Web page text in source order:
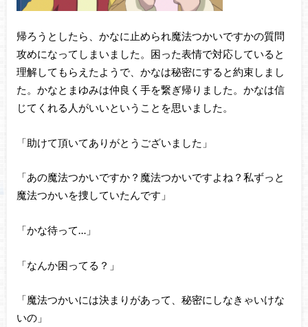
帰ろうとしたら、かなに止められ魔法つかいですかの質問
攻めになってしまいました。困った表情で対応していると
理解してもらえたようで、かなは秘密にすると約束しまし
た。かなとまゆみは仲良く手を繋ぎ帰りました。かなは信
じてくれる人がいいということを思いました。
「助けて頂いてありがとうございました」
「あの魔法つかいですか？魔法つかいですよね？私ずっと
魔法つかいを捜していたんです」
「かな待って…」
「なんか困ってる？」
「魔法つかいには決まりがあって、秘密にしなきゃいけな
いの」